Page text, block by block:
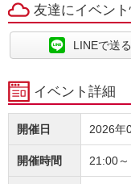
友達にイベン
LINEで送る
イベント詳細
開催日 2026年
開催時間 21:00～